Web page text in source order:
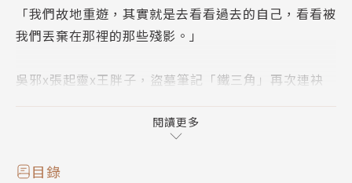
「我們故地重遊，其實就是去看看過去的自己，看看被
我們丟棄在那裡的那些殘影。」
吳邪x張起靈x王胖子，盜墓筆記「鐵三角」再次連袂
從雨村出發，前往墨脫、巴乃等地方，一起來場悠閒的
閱讀更多
目錄